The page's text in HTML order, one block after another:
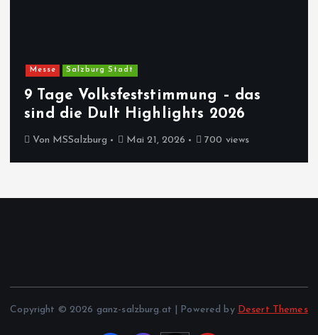
Messe Salzburg Stadt
9 Tage Volksfeststimmung – das
sind die Dult Highlights 2026
Von MSSalzburg Mai 21, 2026 700 views
Copyright © 2026 ganz-salzburg.at | Powered by Desert Themes